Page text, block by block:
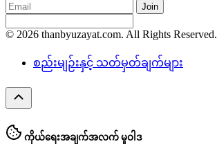
Join
© 2026 thanbyuzayat.com. All Rights Reserved.
စည်းမျဉ်းနှင့် သတ်မှတ်ချက်များ
ကိုယ်ရေးအချက်အလက် မူဝါဒ